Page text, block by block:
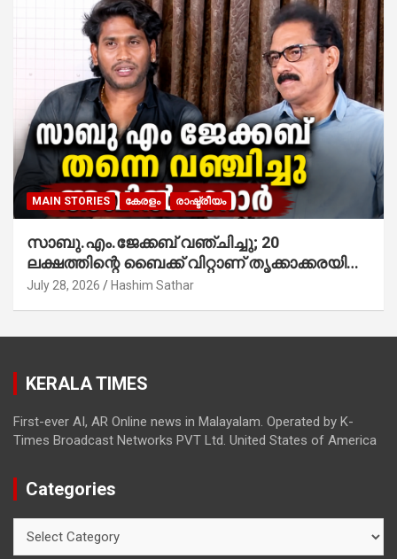
MAIN STORIES കേരളം രാഷ്ട്രീയം
സാബു.എം.ജേക്കബ് വഞ്ചിച്ചു; 20
ലക്ഷത്തിന്റെ ബൈക്ക് വിറ്റാണ് തൃക്കാക്കരയില്‍
മത്സരിച്ചത്! പ്രചാരണത്തിന് രണ്ടേ രണ്ടുപേര്‍
അഖില്‍ മാരാര്‍ ട്വന്റി 20 വിട്ടു
July 28, 2026 Hashim Sathar
KERALA TIMES
First-ever AI, AR Online news in Malayalam. Operated by K-
Times Broadcast Networks PVT Ltd. United States of America
Categories